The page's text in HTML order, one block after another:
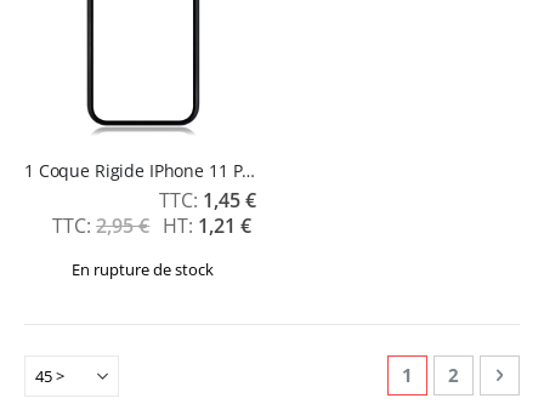
1 Coque Rigide IPhone 11 Pro Max
2,95 €
Prix
Spécial
1,45 €
1,21 €
En rupture de stock
PageVous lisez
1 Page
2 Page